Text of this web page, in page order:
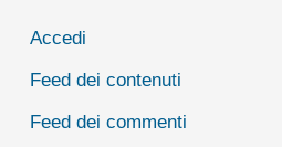
Accedi
Feed dei contenuti
Feed dei commenti